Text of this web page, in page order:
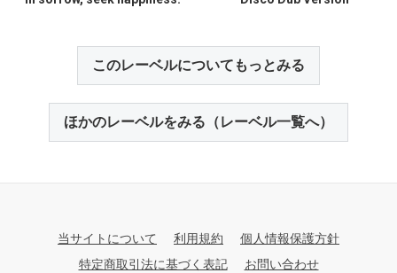
このレーベルについてもっとみる
ほかのレーベルをみる（レーベル一覧へ）
当サイトについて 利用規約
個人情報保護方針
特定商取引法に基づく表記
お問い合わせ